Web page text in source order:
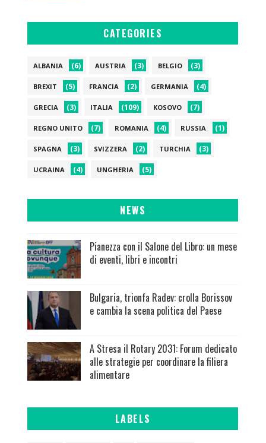
CATEGORIES
ALBANIA (6) AUSTRIA (3) BELGIO (3)
BREXIT (5) FRANCIA (2) GERMANIA (4)
GRECIA (3) ITALIA (109) KOSOVO (7)
REGNO UNITO (7) ROMANIA (4) RUSSIA (1)
SPAGNA (3) SVIZZERA (2) TURCHIA (3)
UCRAINA (4) UNGHERIA (5)
NEWS
Pianezza con il Salone del Libro: un mese
di eventi, libri e incontri
Bulgaria, trionfa Radev: crolla Borissov
e cambia la scena politica del Paese
A Stresa il Rotary 2031: Forum dedicato
alle strategie per coordinare la filiera
alimentare
LABELS